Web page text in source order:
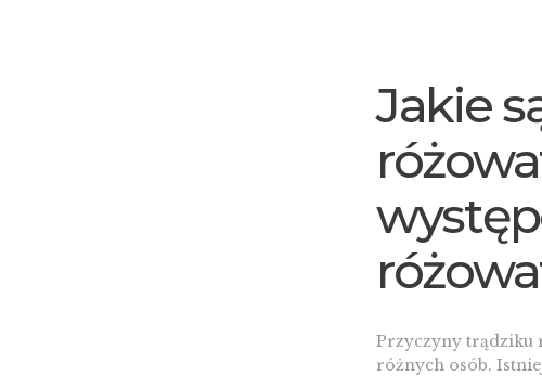
Jakie
Przyczyny trądziku
różnych osób.